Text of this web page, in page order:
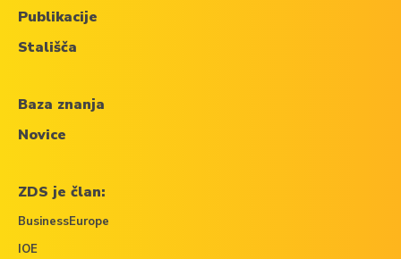
Publikacije
Stališča
Baza znanja
Novice
ZDS je član:
BusinessEurope
IOE